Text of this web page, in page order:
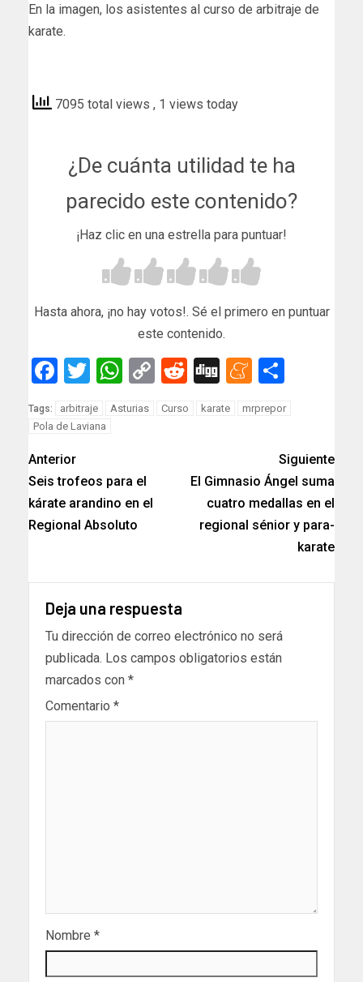
En la imagen, los asistentes al curso de arbitraje de
karate.
7095 total views , 1 views today
¿De cuánta utilidad te ha
parecido este contenido?
¡Haz clic en una estrella para puntuar!
Hasta ahora, ¡no hay votos!. Sé el primero en puntuar
este contenido.
Facebook
Twitter
WhatsApp
Copy
Link
Reddit
Digg
Tags: arbitraje Asturias Curso karate
mrprepor
Pola de Laviana
Anterior
Seis trofeos para el
kárate arandino en el
Regional Absoluto
Siguiente
El Gimnasio Ángel suma
cuatro medallas en el
regional sénior y para-
karate
Deja una respuesta
Tu dirección de correo electrónico no será
publicada. Los campos obligatorios están
marcados con *
Comentario *
Nombre *